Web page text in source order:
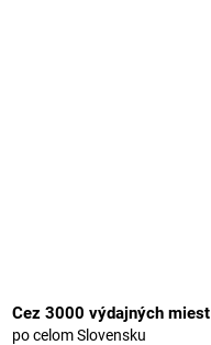
Cez 3000 výdajných miest
po celom Slovensku